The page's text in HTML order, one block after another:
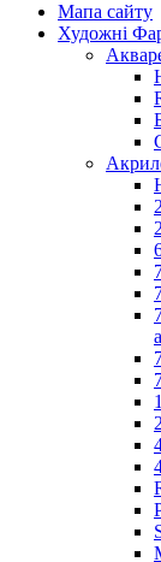
Мапа сайту
Художні